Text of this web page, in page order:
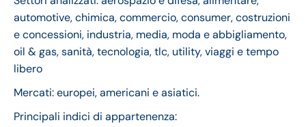
automotive, chimica, commercio, consumer, costruzioni
e concessioni, industria, media, moda e abbigliamento,
oil & gas, sanità, tecnologia, tlc, utility, viaggi e tempo
libero
Mercati: europei, americani e asiatici.
Principali indici di appartenenza: